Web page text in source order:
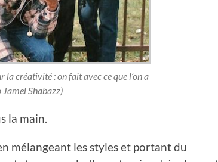
la créativité : on fait avec ce que l’on a
Jamel Shabazz)
la main.
mélangeant les styles et portant du